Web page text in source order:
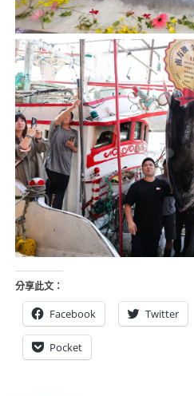
分享此文：
Facebook Twitter
Pocket